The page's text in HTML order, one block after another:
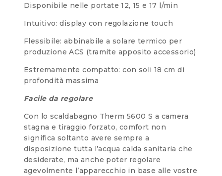
Disponibile nelle portate 12, 15 e 17 l/min
Intuitivo: display con regolazione touch
Flessibile: abbinabile a solare termico per
produzione ACS (tramite apposito accessorio)
Estremamente compatto: con soli 18 cm di
profondità massima
Facile da regolare
Con lo scaldabagno Therm 5600 S a camera
stagna e tiraggio forzato, comfort non
significa soltanto avere sempre a
disposizione tutta l’acqua calda sanitaria che
desiderate, ma anche poter regolare
agevolmente l’apparecchio in base alle vostre